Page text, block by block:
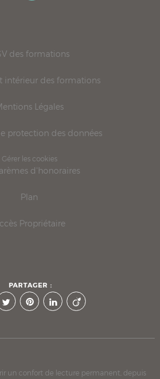
des formations
intérieur des formations
Légales
protection des données
Gérer les cookies
d'honoraires
Plan
Propriétaire
PARTAGER :
un confort de lecture permanent, depuis